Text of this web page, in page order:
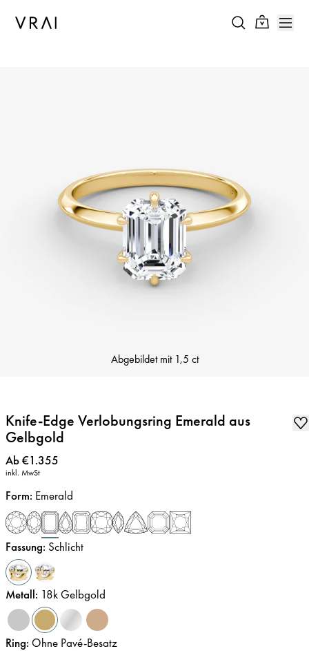
Abgebildet mit 1,5 ct
Knife-Edge Verlobungsring Emerald aus
Gelbgold
Preis:
Ab €1.355
inkl. MwSt
Form: Emerald
Fassung: Schlicht
Metall: 18k Gelbgold
Ring: Ohne Pavé-Besatz